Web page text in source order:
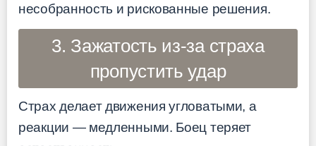
несобранность и рискованные решения.
3. Зажатость из-за страха
пропустить удар
Страх делает движения угловатыми, а
реакции — медленными. Боец теряет